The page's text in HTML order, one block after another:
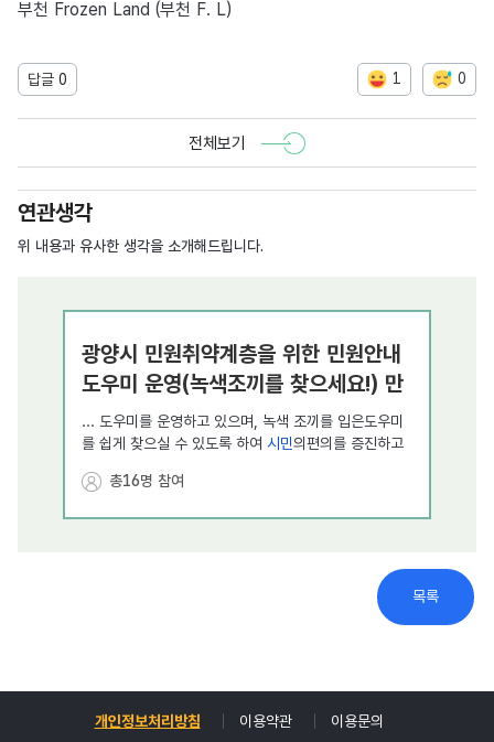
부천 Frozen Land (부천 F. L)
답글 0 1 0
전체보기
연관생각
위 내용과 유사한 생각을 소개해드립니다.
광양시 민원취약계층을 위한 민원안내
도우미 운영(녹색조끼를 찾으세요!) 만
족도 조사
... 도우미를 운영하고 있으며, 녹색 조끼를 입은도우미
를 쉽게 찾으실 수 있도록 하여시민의편의를 증진하고
을 듣고자 주민 ... 불만족2. 민원안내도우미 서비스 개
총16명 참여
국회도서관 광주분원 중외공원 내 유치
수밖에 없으며, 이는 행정력 낭비 ... 오명과 함께 대규
총745명 참여
부
이
목록
개인정보처리방침 이용약관 이용문의